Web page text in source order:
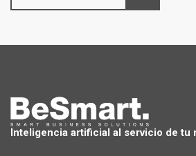
Inteligencia artificial al servicio de tu